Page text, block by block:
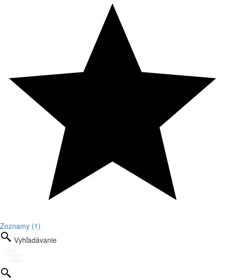
Zoznamy (1)
Vyhľadávanie